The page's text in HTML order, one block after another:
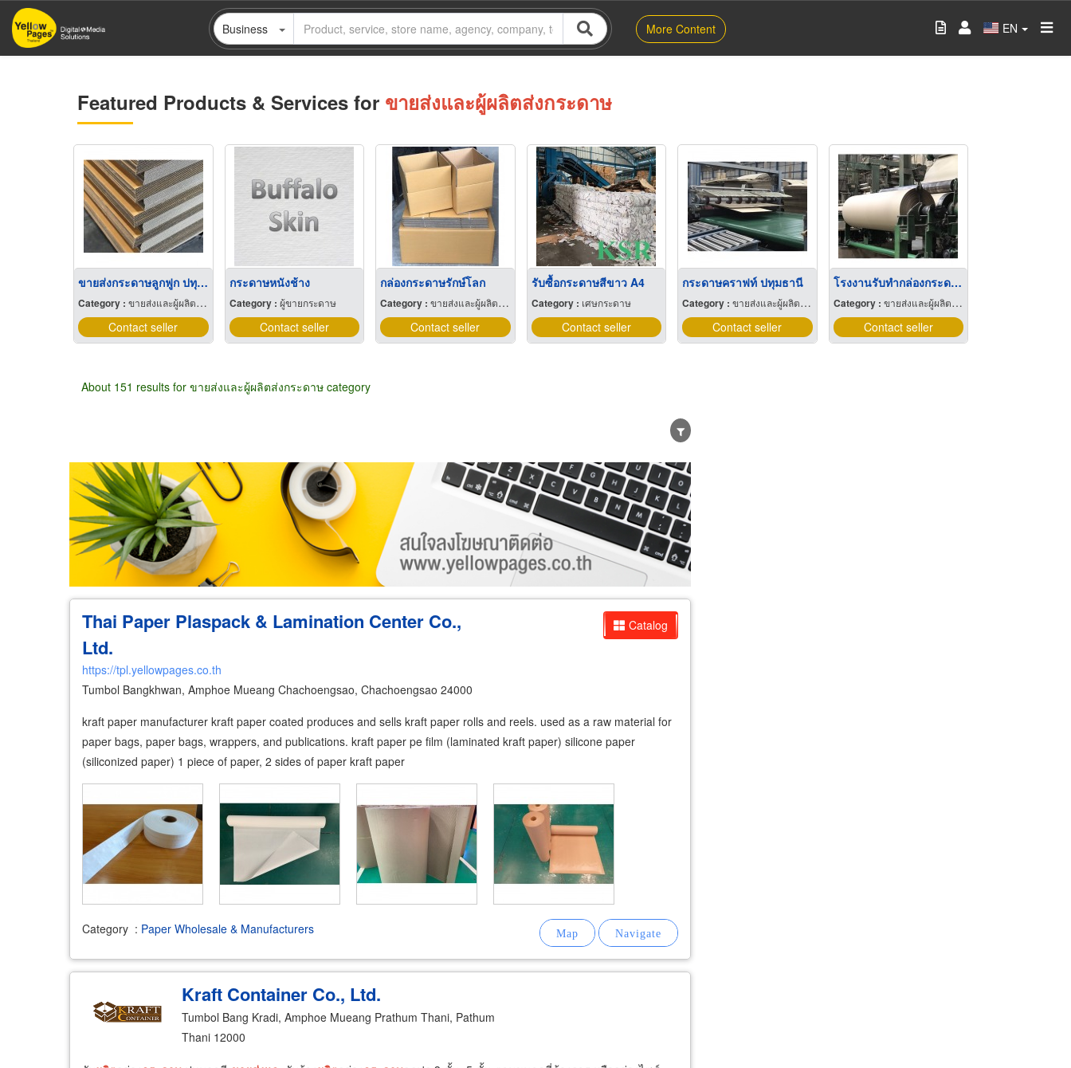
Skip
main
Business More Content EN
Featured Products & Services for ขายส่งและผู้ผลิตส่งกระดาษ
ขายส่งกระดาษลูกฟูก ปทุมธานี
Category : ขายส่งและผู้ผลิตส่งกระดาษ
Contact seller
กระดาษหนังช้าง
Category : ผู้ขายกระดาษ
Contact seller
กล่องกระดาษรักษ์โลก
Category : ขายส่งและผู้ผลิตส่งกระดาษ
Contact seller
รับซื้อกระดาษสีขาว A4
Category : เศษกระดาษ
Contact seller
กระดาษคราฟท์ ปทุมธานี
Category : ขายส่งและผู้ผลิตส่งกระดาษ
Contact seller
โรงงานรับทำกล่องกระดาษลูกฟูกขายส่ง ปทุมธานี
Category : ขายส่งและผู้ผลิตส่งกระดาษ
Contact seller
About 151 results for ขายส่งและผู้ผลิตส่งกระดาษ category
Wholesale Retail Manufacturer Dealer Exporter/Importer Service Business
Catalog
Thai Paper Plaspack & Lamination Center Co.,
Ltd.
https://tpl.yellowpages.co.th
Tumbol Bangkhwan, Amphoe Mueang Chachoengsao, Chachoengsao 24000
kraft paper manufacturer kraft paper coated produces and sells kraft paper rolls and reels. used as a raw material for
paper bags, paper bags, wrappers, and publications. kraft paper pe film (laminated kraft paper) silicone paper
(siliconized paper) 1 piece of paper, 2 sides of paper kraft paper
Category : Paper Wholesale & Manufacturers
Kraft Container Co., Ltd.
Tumbol Bang Kradi, Amphoe Mueang Prathum Thani, Pathum
Thani 12000